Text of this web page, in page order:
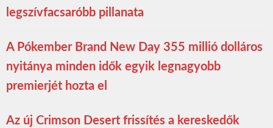
legszívfacsaróbb pillanata
A Pókember Brand New Day 355 millió dolláros
nyitánya minden idők egyik legnagyobb
premierjét hozta el
Az új Crimson Desert frissítés a kereskedők